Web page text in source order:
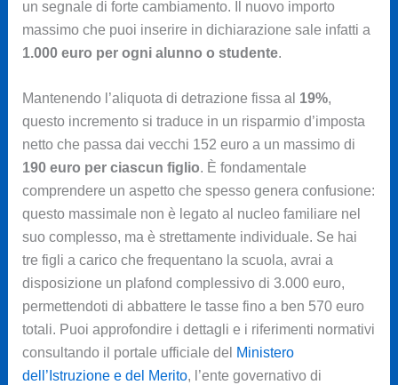
un segnale di forte cambiamento. Il nuovo importo
massimo che puoi inserire in dichiarazione sale infatti a
1.000 euro per ogni alunno o studente.
Mantenendo l’aliquota di detrazione fissa al 19%,
questo incremento si traduce in un risparmio d’imposta
netto che passa dai vecchi 152 euro a un massimo di
190 euro per ciascun figlio. È fondamentale
comprendere un aspetto che spesso genera confusione:
questo massimale non è legato al nucleo familiare nel
suo complesso, ma è strettamente individuale. Se hai
tre figli a carico che frequentano la scuola, avrai a
disposizione un plafond complessivo di 3.000 euro,
permettendoti di abbattere le tasse fino a ben 570 euro
totali. Puoi approfondire i dettagli e i riferimenti normativi
consultando il portale ufficiale del
Ministero
dell’Istruzione e del Merito, l’ente governativo di